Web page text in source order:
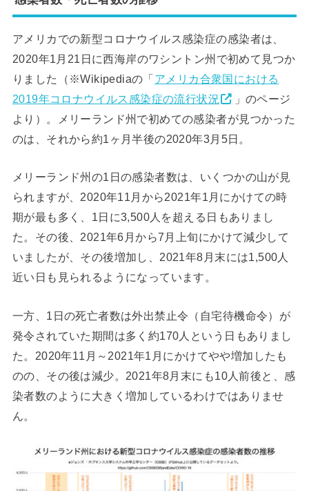
アメリカでの新型コロナウイルス感染症の感染者は、
2020年1月21日に西海岸のワシントン州で初めて見つか
りました（※Wikipediaの「アメリカ合衆国における
2019年コロナウイルス感染症の流行状況
」のページ
より）。メリーランド州で初めての感染者が見つかった
のは、それから約1ヶ月半後の2020年3月5日。
メリーランド州の1日の感染者数は、いくつかの山が見
られますが、2020年11月から2021年1月にかけての時
期が最も多く、1日に3,500人を超える日もありまし
た。その後、2021年6月から7月上旬にかけて減少して
いましたが、その後増加し、2021年8月末には1,500人
近い日も見られるようになっています。
一方、1日の死亡者数は外出禁止令（自宅待機命令）が
発令されていた期間は多く約170人という日もありまし
た。2020年11月～2021年1月にかけてやや増加したも
のの、その後は減少。2021年8月末にも10人前後と、感
染者数のように大きく増加しているわけではありませ
ん。